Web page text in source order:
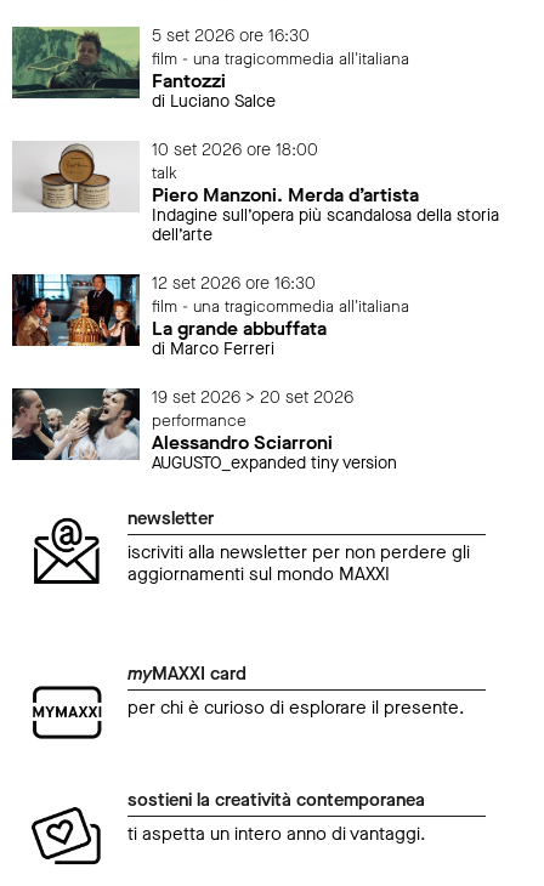
5 set 2026 ore 16:30
film - una tragicommedia all'italiana
Fantozzi
di Luciano Salce
10 set 2026 ore 18:00
talk
Piero Manzoni. Merda d’artista
Indagine sull’opera più scandalosa della storia
dell’arte
12 set 2026 ore 16:30
film - una tragicommedia all'italiana
La grande abbuffata
di Marco Ferreri
19 set 2026 > 20 set 2026
performance
Alessandro Sciarroni
AUGUSTO_expanded tiny version
newsletter
iscriviti alla newsletter per non perdere gli
aggiornamenti sul mondo MAXXI
myMAXXI card
per chi è curioso di esplorare il presente.
sostieni la creatività contemporanea
ti aspetta un intero anno di vantaggi.